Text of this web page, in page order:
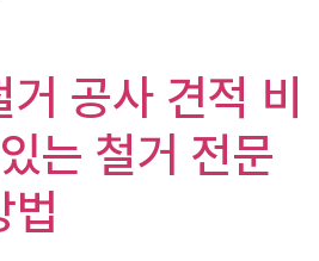
공사 견적 비
는 철거 전문
법